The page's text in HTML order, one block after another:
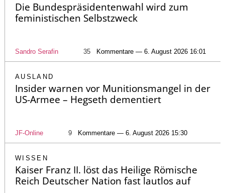
Die Bundespräsidentenwahl wird zum
feministischen Selbstzweck
Sandro Serafin 35 Kommentare — 6. August 2026 16:01
AUSLAND
Insider warnen vor Munitionsmangel in der
US-Armee – Hegseth dementiert
JF-Online 9 Kommentare — 6. August 2026 15:30
WISSEN
Kaiser Franz II. löst das Heilige Römische
Reich Deutscher Nation fast lautlos auf